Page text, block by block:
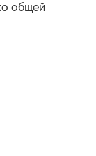
общей